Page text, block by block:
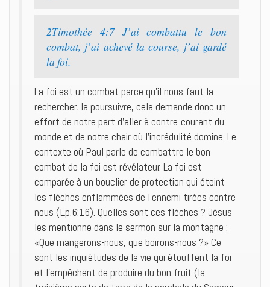
2Timothée 4:7 J’ai combattu le bon
combat, j’ai achevé la course, j’ai gardé
la foi.
La foi est un combat parce qu’il nous faut la
rechercher, la poursuivre, cela demande donc un
effort de notre part d’aller à contre-courant du
monde et de notre chair où l’incrédulité domine. Le
contexte où Paul parle de combattre le bon
combat de la foi est révélateur. La foi est
comparée à un bouclier de protection qui éteint
les flèches enflammées de l’ennemi tirées contre
nous (Ep.6:16). Quelles sont ces flèches ? Jésus
les mentionne dans le sermon sur la montagne :
«Que mangerons-nous, que boirons-nous ?» Ce
sont les inquiétudes de la vie qui étouffent la foi
et l’empêchent de produire du bon fruit (la